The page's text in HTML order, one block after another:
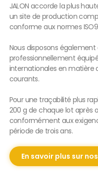
JALON accorde la plus
un site de production
conforme aux normes
Nous disposons
professionnellement
internationales en matière
courants.
Pour une traçabilité plus
200 g de chaque lot après
conformément aux
période de trois ans.
En savoir plus sur